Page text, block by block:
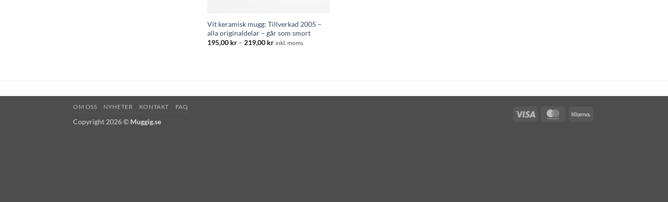
Vit keramisk mugg: Tillverkad 2005 –
alla originaldelar – går som smort
195,00 kr – 219,00 krPrisintervall:
inkl. moms
Visa MasterCard
OM OSS NYHETER KONTAKT FAQ
Copyright 2026 © Muggig.se